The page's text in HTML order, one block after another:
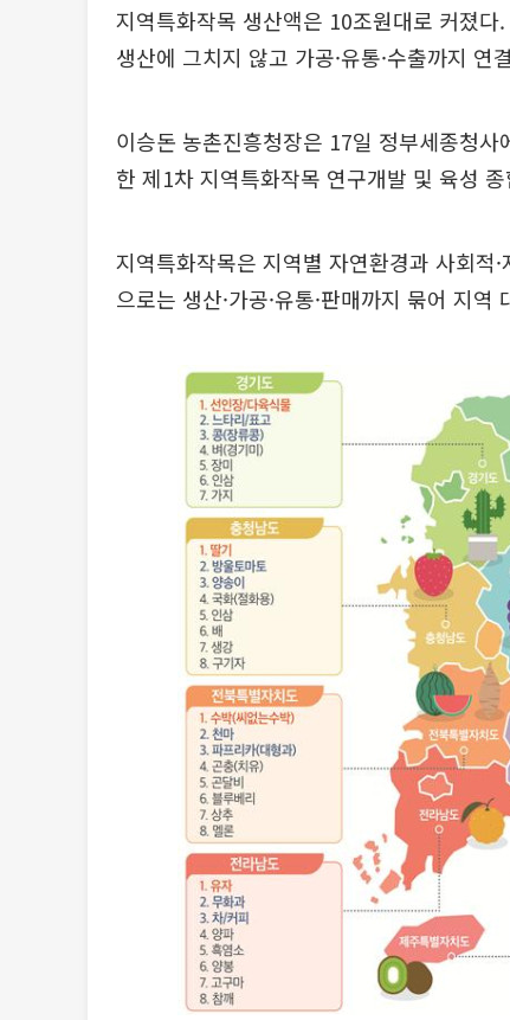
지역특화작목 생산액은 10조원대로 커졌
생산에 그치지 않고 가공·유통·수출까지
이승돈 농촌진흥청장은 17일 정부세종청
한 제1차 지역특화작목 연구개발 및 육성
지역특화작목은 지역별 자연환경과 사회적
으로는 생산·가공·유통·판매까지 묶어 지